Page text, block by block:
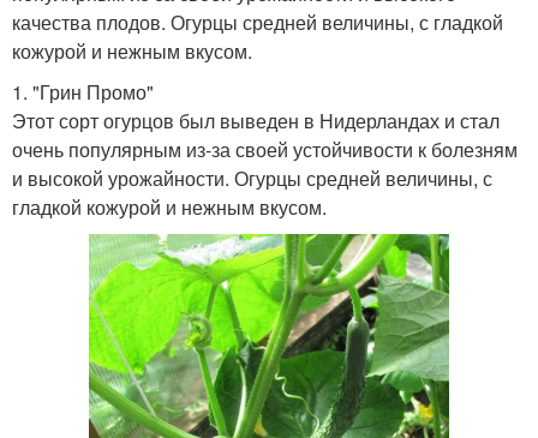
качества плодов. Огурцы средней величины, с гладкой
кожурой и нежным вкусом.
1. "Грин Промо"
Этот сорт огурцов был выведен в Нидерландах и стал
очень популярным из-за своей устойчивости к болезням
и высокой урожайности. Огурцы средней величины, с
гладкой кожурой и нежным вкусом.